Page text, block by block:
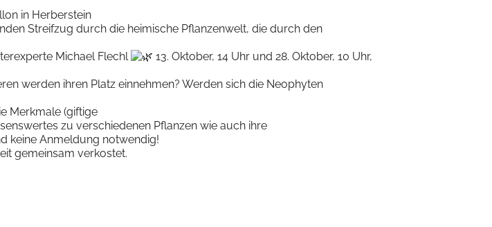
in Herberstein
Streifzug durch die heimische Pflanzenwelt, die durch den
Michael Flechl
13. Oktober, 14 Uhr und 28. Oktober, 10 Uhr,
werden ihren Platz einnehmen? Werden sich die Neophyten
Merkmale (giftige
zu verschiedenen Pflanzen wie auch ihre
keine Anmeldung notwendig!
gemeinsam verkostet.